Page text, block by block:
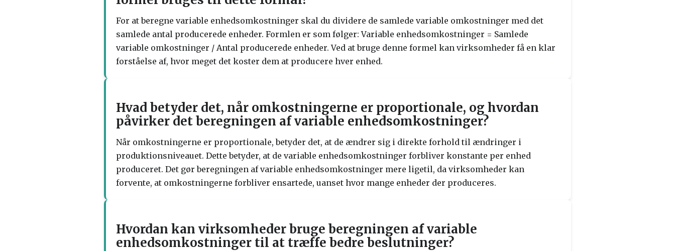
For at beregne variable enhedsomkostninger skal du dividere de samlede variable omkostninger med det
samlede antal producerede enheder. Formlen er som følger: Variable enhedsomkostninger = Samlede
variable omkostninger / Antal producerede enheder. Ved at bruge denne formel kan virksomheder få en klar
forståelse af, hvor meget det koster dem at producere hver enhed.
Hvad betyder det, når omkostningerne er proportionale, og hvordan
påvirker det beregningen af variable enhedsomkostninger?
Når omkostningerne er proportionale, betyder det, at de ændrer sig i direkte forhold til ændringer i
produktionsniveauet. Dette betyder, at de variable enhedsomkostninger forbliver konstante per enhed
produceret. Det gør beregningen af variable enhedsomkostninger mere ligetil, da virksomheder kan
forvente, at omkostningerne forbliver ensartede, uanset hvor mange enheder der produceres.
Hvordan kan virksomheder bruge beregningen af variable
enhedsomkostninger til at træffe bedre beslutninger?